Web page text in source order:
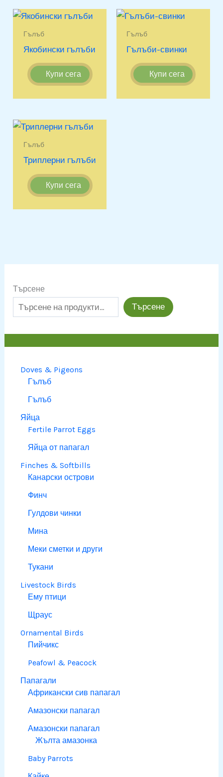
Търсене
Търсене
Doves & Pigeons
Гълъб
Гълъб
Яйца
Fertile Parrot Eggs
Яйца от папагал
Finches & Softbills
Канарски острови
Финч
Гулдови чинки
Мина
Меки сметки и други
Тукани
Livestock Birds
Ему птици
Щраус
Ornamental Birds
Пийчикс
Peafowl & Peacock
Папагали
Африкански сив папагал
Амазонски папагал
Амазонски папагал
Жълта амазонка
Baby Parrots
Гълъб
Якобински гълъби
Купи сега
Гълъб
Гълъби-свинки
Купи сега
Гълъб
Триплерни гълъби
Купи сега